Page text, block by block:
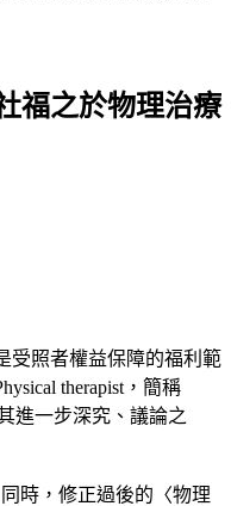
福之於物理治療
受照者權益保障的福利範
therapist，簡稱
進一步深究、議論之
時，修正過後的〈物理